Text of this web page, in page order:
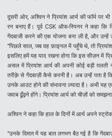
दूसरी ओर, अश्विन ने प्रियांश आर्य की फॉर्म पर भी
रन बनाए हैं। पूर्व CSK ऑफ-स्पिनर ने कहा कि
गेंदबाजी करने की एक योजना बना ली है, और
“पिछले साल, जब वह फ़ाइनल में पहुँचे थे, तो
इसलिए हमें यह याद रखना होगा कि इस सीज़न में
असल में प्रियांश आर्य की अपनी कोई बड़ी ग़लती
तरीक़े से गेंदबाज़ी कैसे करनी है। अब उन्हें पता है
उनके आउट होने की संभावना ज़्यादा है। अभी यह
जवाब ढूँढ़ने होंगे। प्रियांश आर्य को चीज़ों को समझना
अश्विन ने कहा कि हाल के दिनों में आर्य अपने
“उनके दिमाग़ में यह बात लगभग बैठ गई है कि